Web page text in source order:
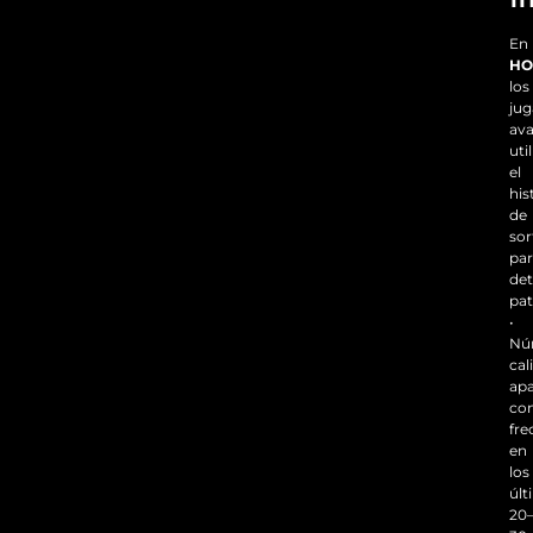
En
los
el
de
•
en
los
20–